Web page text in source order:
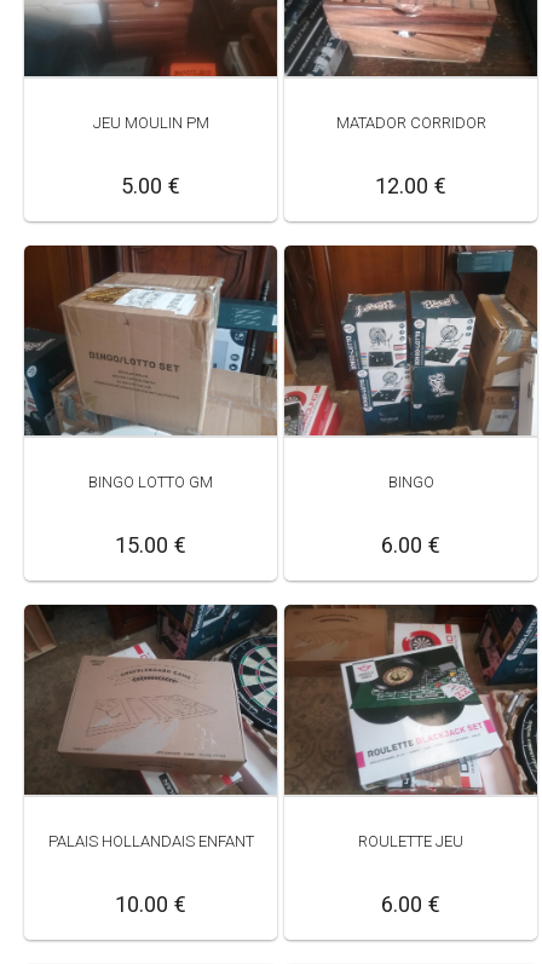
JEU MOULIN PM
5.00 €
MATADOR CORRIDOR
12.00 €
BINGO LOTTO GM
15.00 €
BINGO
6.00 €
PALAIS HOLLANDAIS ENFANT
10.00 €
ROULETTE JEU
6.00 €